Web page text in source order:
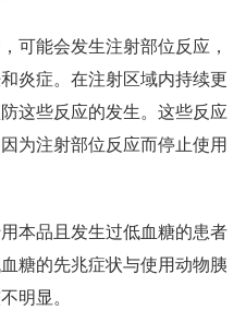
可能会发生注射部位反应，
炎症。在注射区域内持续更
这些反应的发生。这些反应
为注射部位反应而停止使用
本品且发生过低血糖的患者
糖的先兆症状与使用动物胰
明显。